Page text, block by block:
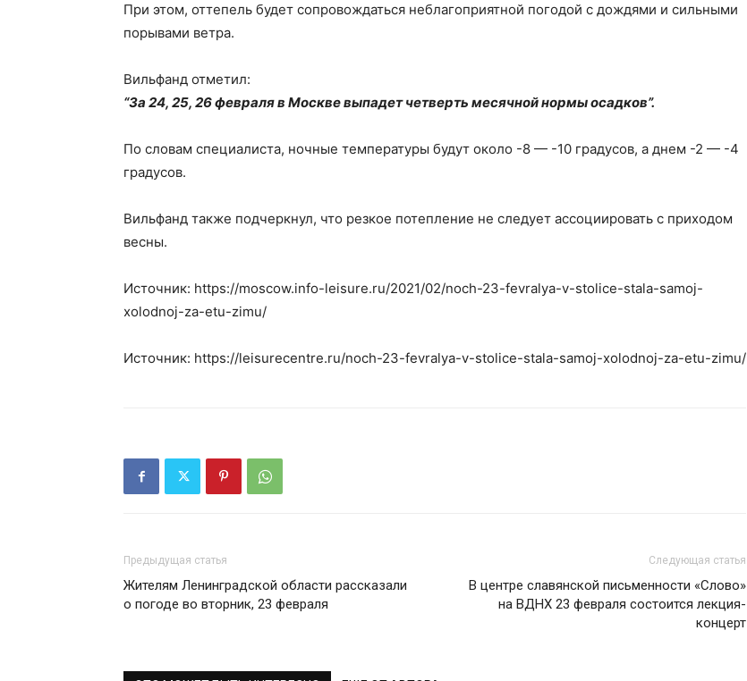
При этом, оттепель будет сопровождаться неблагоприятной погодой с дождями и сильными
порывами ветра.
Вильфанд отметил:
“За 24, 25, 26 февраля в Москве выпадет четверть месячной нормы осадков”.
По словам специалиста, ночные температуры будут около -8 — -10 градусов, а днем ​​-2 — -4
градусов.
Вильфанд также подчеркнул, что резкое потепление не следует ассоциировать с приходом
весны.
Источник: https://moscow.info-leisure.ru/2021/02/noch-23-fevralya-v-stolice-stala-samoj-
xolodnoj-za-etu-zimu/
Источник: https://leisurecentre.ru/noch-23-fevralya-v-stolice-stala-samoj-xolodnoj-za-etu-zimu/
Предыдущая статья
Жителям Ленинградской области рассказали
о погоде во вторник, 23 февраля
Следующая статья
В центре славянской письменности «Слово»
на ВДНХ 23 февраля состоится лекция-
концерт